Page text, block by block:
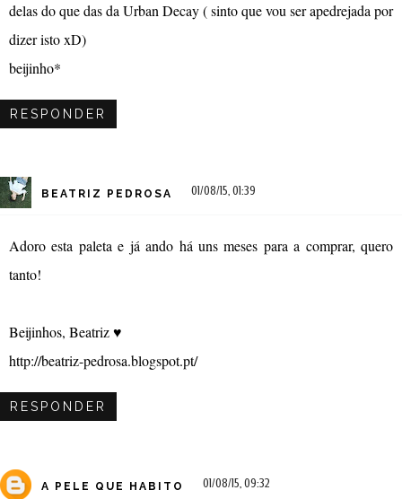
delas do que das da Urban Decay ( sinto que vou ser apedrejada por
dizer isto xD)
beijinho*
RESPONDER
BEATRIZ PEDROSA 01/08/15, 01:39
Adoro esta paleta e já ando há uns meses para a comprar, quero
tanto!
Beijinhos, Beatriz ♥
http://beatriz-pedrosa.blogspot.pt/
RESPONDER
A PELE QUE HABITO 01/08/15, 09:32